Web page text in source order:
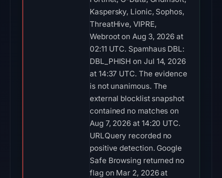
Kaspersky, Lionic, Sophos,
ThreatHive, VIPRE,
Webroot on Aug 3, 2026 at
02:11 UTC. Spamhaus DBL:
DBL_PHISH on Jul 14, 2026
at 14:37 UTC. The evidence
is not unanimous. The
external blocklist snapshot
contained no matches on
Aug 7, 2026 at 14:20 UTC.
URLQuery recorded no
positive detection. Google
Safe Browsing returned no
flag on Mar 2, 2026 at